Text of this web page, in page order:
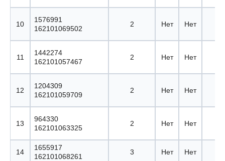
10
1576991
162101069502
2 Нет Нет
11
1442274
162101057467
2 Нет Нет
12
1204309
162101059709
2 Нет Нет
13
964330
162101063325
2 Нет Нет
14
1655917
162101068261
3 Нет Нет